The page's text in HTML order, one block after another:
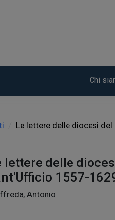
Chi
Le lettere delle diocesi
lettere delle
1557-
Antonio